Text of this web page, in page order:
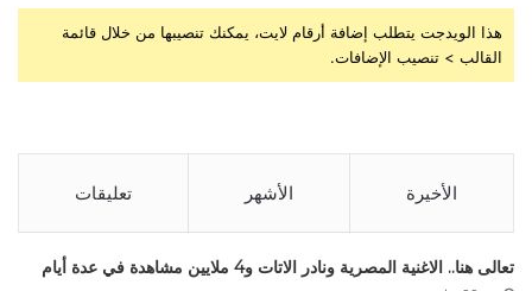
هذا الويدجت يتطلب إضافة أرقام لايت، يمكنك تنصيبها من خلال قائمة
القالب > تنصيب الإضافات.
الأخيرة الأشهر تعليقات
تعالى هنا.. الاغنية المصرية ونادر الاتات و4 ملايين مشاهدة في عدة أيام